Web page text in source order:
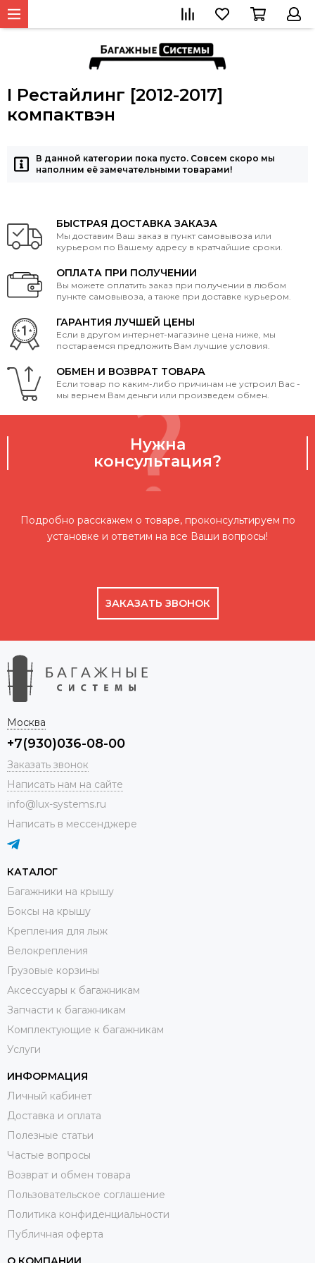
I Рестайлинг [2012-2017]
компактвэн
В данной категории пока пусто. Совсем скоро мы
наполним её замечательными товарами!
БЫСТРАЯ ДОСТАВКА ЗАКАЗА
Мы доставим Ваш заказ в пункт самовывоза или
курьером по Вашему адресу в кратчайшие сроки.
ОПЛАТА ПРИ ПОЛУЧЕНИИ
Вы можете оплатить заказ при получении в любом
пункте самовывоза, а также при доставке курьером.
ГАРАНТИЯ ЛУЧШЕЙ ЦЕНЫ
Если в другом интернет-магазине цена ниже, мы
постараемся предложить Вам лучшие условия.
ОБМЕН И ВОЗВРАТ ТОВАРА
Если товар по каким-либо причинам не устроил Вас -
мы вернем Вам деньги или произведем обмен.
Нужна
консультация?
Подробно расскажем о товаре, проконсультируем по
установке и ответим на все Ваши вопросы!
ЗАКАЗАТЬ ЗВОНОК
Москва
+7(930)036-08-00
Заказать звонок
Написать нам на сайте
info@lux-systems.ru
Написать в мессенджере
КАТАЛОГ
Багажники на крышу
Боксы на крышу
Крепления для лыж
Велокрепления
Грузовые корзины
Аксессуары к багажникам
Запчасти к багажникам
Комплектующие к багажникам
Услуги
ИНФОРМАЦИЯ
Личный кабинет
Доставка и оплата
Полезные статьи
Частые вопросы
Возврат и обмен товара
Пользовательское соглашение
Политика конфиденциальности
Публичная оферта